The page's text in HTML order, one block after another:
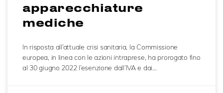
apparecchiature
mediche
In risposta all’attuale crisi sanitaria, la Commissione
europea, in linea con le azioni intraprese, ha prorogato fino
al 30 giugno 2022 l’esenzione dall’IVA e dai…